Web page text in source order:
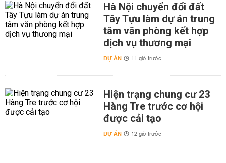
Hà Nội chuyển đổi đất
Tây Tựu làm dự án trung
tâm văn phòng kết hợp
dịch vụ thương mại
DỰ ÁN 11 giờ trước
Hiện trạng chung cư 23
Hàng Tre trước cơ hội
được cải tạo
DỰ ÁN 12 giờ trước